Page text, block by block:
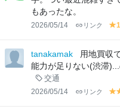
もあったな。
2026/05/14 リンク
lo
w
tanakamak
用地買収
能力が足りない(渋滞
交通
2026/05/14 リンク